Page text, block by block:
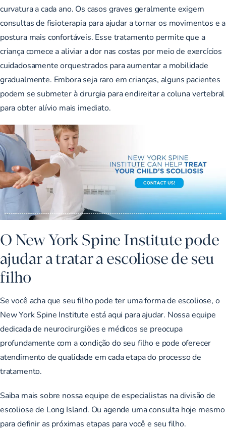
curvatura a cada ano. Os casos graves geralmente exigem
consultas de fisioterapiapara ajudar a tornar os movimentos e a
postura mais confortáveis. Esse tratamento permite que a
criança comece a aliviar a dor nas costas por meio de exercícios
cuidadosamente orquestrados para aumentar a mobilidade
gradualmente. Embora seja raro em crianças, alguns pacientes
podem se submeter à cirurgia para endireitar a coluna vertebral
para obter alívio mais imediato.
O New York Spine Institute pode
ajudar a tratar a escoliose de seu
filho
Se você acha que seu filho pode ter uma forma de escoliose, o
New York Spine Institute está aqui para ajudar. Nossa equipe
dedicada de neurocirurgiões e médicos se preocupa
profundamente com a condição do seu filho e pode oferecer
atendimento de qualidade em cada etapa do processo de
tratamento.
Saiba mais sobre nossa equipe de especialistas nadivisão de
escoliose de Long Island. Ou agende uma consultahoje mesmo
para definir as próximas etapas para você e seu filho.